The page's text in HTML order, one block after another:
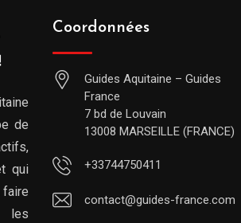
de
qui
les
Coordonnées
Guides Aquitaine – Guides
France
7 bd de Louvain
13008 MARSEILLE (FRANCE)
+33744750411
contact@guides-france.com